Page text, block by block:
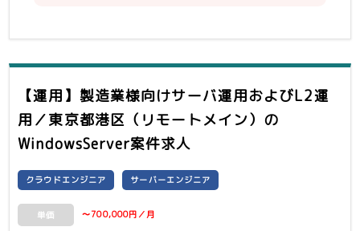
【運用】製造業様向けサーバ運用およびL2運
用／東京都港区（リモートメイン） の
WindowsServer案件求人
クラウドエンジニア サーバーエンジニア
単価 〜700,000円／月